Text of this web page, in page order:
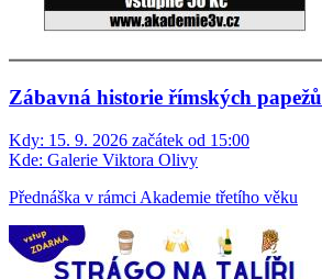
Zábavná historie římských papežů
Kdy: 15. 9. 2026 začátek od 15:00
Kde: Galerie Viktora Olivy
Přednáška v rámci Akademie třetího věku